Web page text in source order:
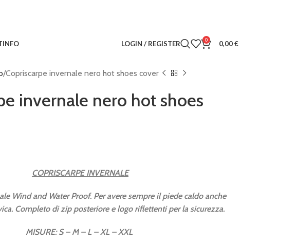
INFO LOGIN / REGISTER 0 0,00€
Copriscarpe invernale nero hot shoes cover
invernale nero hot shoes
COPRISCARPE INVERNALE
Wind and Water Proof. Per avere sempre il piede caldo anche
Completo di zip posteriore e logo riflettenti per la sicurezza.
MISURE: S – M – L – XL – XXL